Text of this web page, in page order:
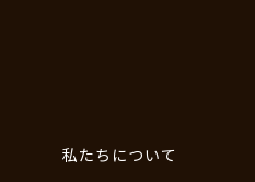
私たちについて